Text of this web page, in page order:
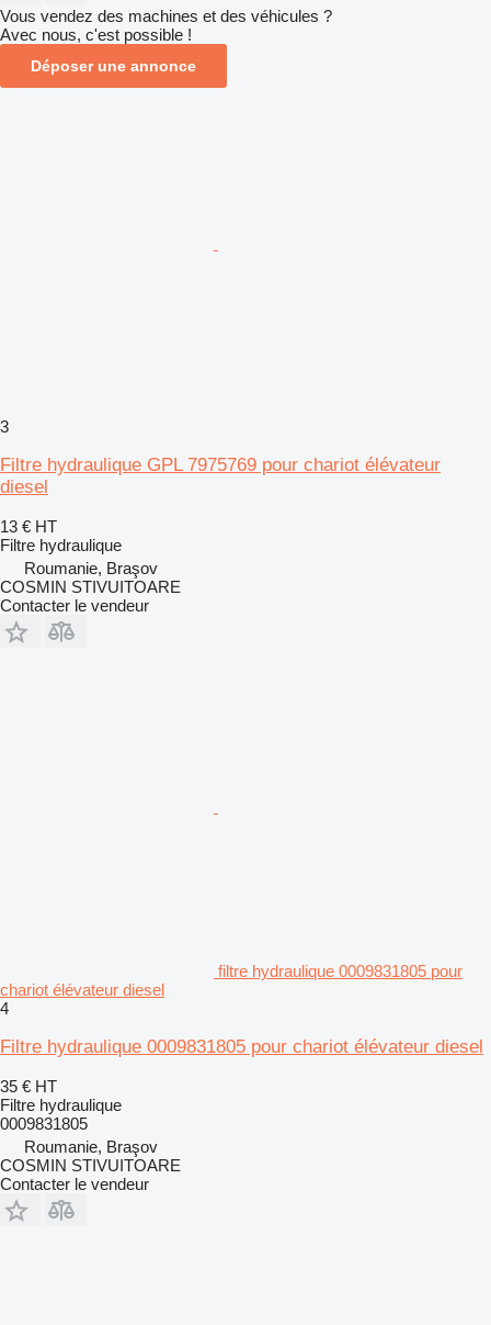
Vous vendez des machines et des véhicules ?
Avec nous, c'est possible !
Déposer une annonce
3
Filtre hydraulique GPL 7975769 pour chariot élévateur
diesel
13 € HT
Filtre hydraulique
Roumanie, Braşov
COSMIN STIVUITOARE
Contacter le vendeur
filtre hydraulique 0009831805 pour
chariot élévateur diesel
4
Filtre hydraulique 0009831805 pour chariot élévateur diesel
35 € HT
Filtre hydraulique
0009831805
Roumanie, Braşov
COSMIN STIVUITOARE
Contacter le vendeur